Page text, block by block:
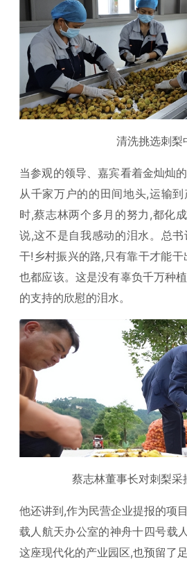
清洗挑选刺梨
当参观的领导、嘉宾看着金灿灿
从千家万户的的田间地头,运输
时,蔡志林两个多月的努力,都化
说,这不是自我感动的泪水。总
干!乡村振兴的路,只有靠干才能
也都应该。这是没有辜负千万种
的支持的欣慰的泪水。
蔡志林董事长对刺梨采
他还讲到,作为民营企业提报的项
载人航天办公室的神舟十四号载
这座现代化的产业园区,也预留了